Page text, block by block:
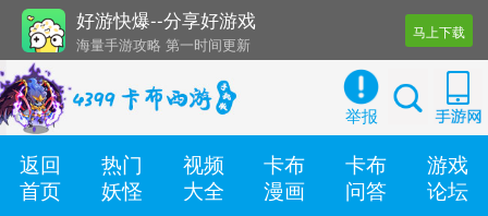
好游快爆--分享好游戏
海量手游攻略 第一时间更新
还有几十款实用辅助工具
马上下载
举报
返回
首页
热门
妖怪
视频
大全
卡布
漫画
卡布
问答
游戏
论坛